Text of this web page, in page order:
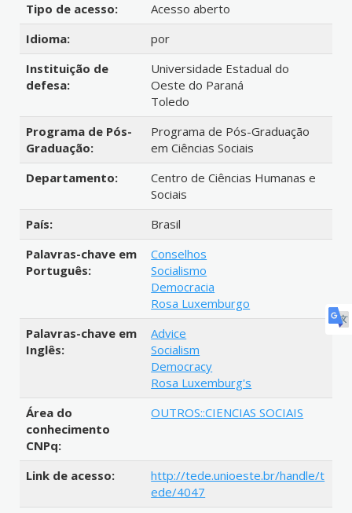
Tipo de acesso:
Acesso aberto
Idioma:
por
Instituição de
defesa:
Universidade Estadual do
Oeste do Paraná
Toledo
Programa de Pós-
Graduação:
Programa de Pós-Graduação
em Ciências Sociais
Departamento:
Centro de Ciências Humanas e
Sociais
País:
Brasil
Palavras-chave em
Português:
Conselhos
Socialismo
Democracia
Rosa Luxemburgo
Palavras-chave em
Inglês:
Advice
Socialism
Democracy
Rosa Luxemburg's
Área do
conhecimento
CNPq:
OUTROS::CIENCIAS SOCIAIS
Link de acesso:
http://tede.unioeste.br/handle/t
ede/4047